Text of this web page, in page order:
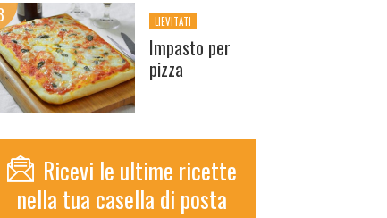
LIEVITATI
Impasto per
pizza
Ricevi le ultime ricette
nella tua casella di posta